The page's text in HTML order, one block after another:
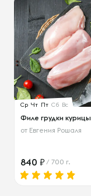
Ср Чт Пт Сб Вс
Филе грудки курицы
от Евгения Рошаля
840 / 700 г.